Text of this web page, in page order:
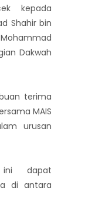
kepada
Shahir bin
Dakwah
terima
MAIS
urusan
ini dapat
di antara